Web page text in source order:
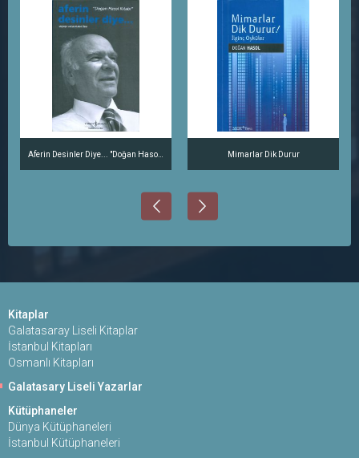
Mimarlar Dik Durur
Kitaplar
Galatasaray Liseli Kitaplar
İstanbul Kitapları
Osmanlı Kitapları
Galatasary Liseli Yazarlar
Kütüphaneler
Dünya Kütüphaneleri
İstanbul Kütüphaneleri